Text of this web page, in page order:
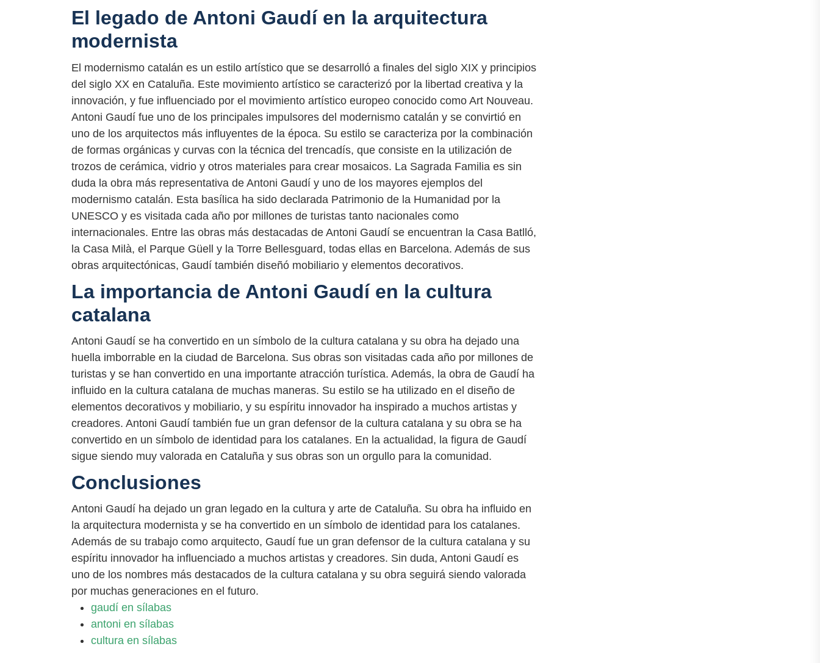
El legado de Antoni Gaudí en la arquitectura
modernista
El modernismo catalán es un estilo artístico que se desarrolló a finales del siglo XIX y principios
del siglo XX en Cataluña. Este movimiento artístico se caracterizó por la libertad creativa y la
innovación, y fue influenciado por el movimiento artístico europeo conocido como Art Nouveau.
Antoni Gaudí fue uno de los principales impulsores del modernismo catalán y se convirtió en
uno de los arquitectos más influyentes de la época. Su estilo se caracteriza por la combinación
de formas orgánicas y curvas con la técnica del trencadís, que consiste en la utilización de
trozos de cerámica, vidrio y otros materiales para crear mosaicos. La Sagrada Familia es sin
duda la obra más representativa de Antoni Gaudí y uno de los mayores ejemplos del
modernismo catalán. Esta basílica ha sido declarada Patrimonio de la Humanidad por la
UNESCO y es visitada cada año por millones de turistas tanto nacionales como
internacionales. Entre las obras más destacadas de Antoni Gaudí se encuentran la Casa Batlló,
la Casa Milà, el Parque Güell y la Torre Bellesguard, todas ellas en Barcelona. Además de sus
obras arquitectónicas, Gaudí también diseñó mobiliario y elementos decorativos.
La importancia de Antoni Gaudí en la cultura
catalana
Antoni Gaudí se ha convertido en un símbolo de la cultura catalana y su obra ha dejado una
huella imborrable en la ciudad de Barcelona. Sus obras son visitadas cada año por millones de
turistas y se han convertido en una importante atracción turística. Además, la obra de Gaudí ha
influido en la cultura catalana de muchas maneras. Su estilo se ha utilizado en el diseño de
elementos decorativos y mobiliario, y su espíritu innovador ha inspirado a muchos artistas y
creadores. Antoni Gaudí también fue un gran defensor de la cultura catalana y su obra se ha
convertido en un símbolo de identidad para los catalanes. En la actualidad, la figura de Gaudí
sigue siendo muy valorada en Cataluña y sus obras son un orgullo para la comunidad.
Conclusiones
Antoni Gaudí ha dejado un gran legado en la cultura y arte de Cataluña. Su obra ha influido en
la arquitectura modernista y se ha convertido en un símbolo de identidad para los catalanes.
Además de su trabajo como arquitecto, Gaudí fue un gran defensor de la cultura catalana y su
espíritu innovador ha influenciado a muchos artistas y creadores. Sin duda, Antoni Gaudí es
uno de los nombres más destacados de la cultura catalana y su obra seguirá siendo valorada
por muchas generaciones en el futuro.
gaudí en sílabas
antoni en sílabas
cultura en sílabas